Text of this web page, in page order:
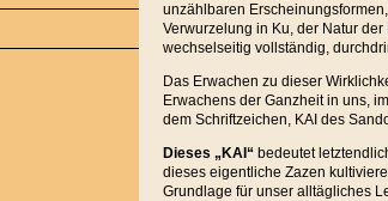
unzählbaren
Verwurzelung in Ku, der Natur
wechselseitig vollständig,
Das Erwachen zu dieser
Erwachens der Ganzheit in uns,
dem Schriftzeichen, KAI des
Dieses „KAI“ bedeutet
dieses eigentliche Zazen
Grundlage für unser alltägliches